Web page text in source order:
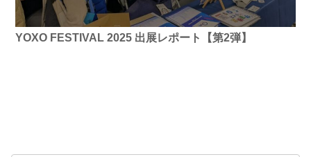
YOXO FESTIVAL 2025 出展レポート【第2弾】